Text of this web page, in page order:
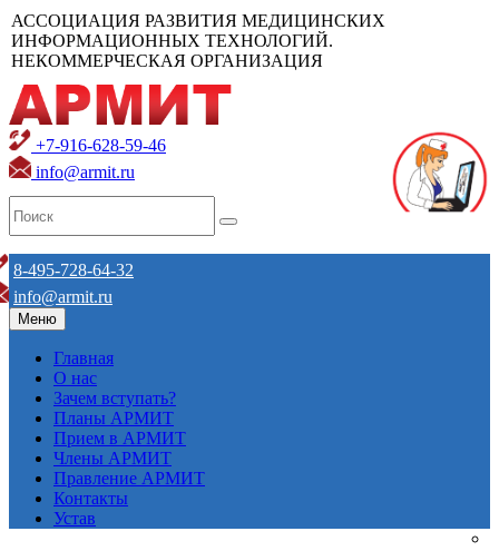
АССОЦИАЦИЯ РАЗВИТИЯ МЕДИЦИНСКИХ
ИНФОРМАЦИОННЫХ ТЕХНОЛОГИЙ.
НЕКОММЕРЧЕСКАЯ ОРГАНИЗАЦИЯ
+7-916-628-59-46
info@armit.ru
8-495-728-64-32
info@armit.ru
Меню
Главная
О нас
Зачем вступать?
Планы АРМИТ
Прием в АРМИТ
Члены АРМИТ
Правление АРМИТ
Контакты
Устав